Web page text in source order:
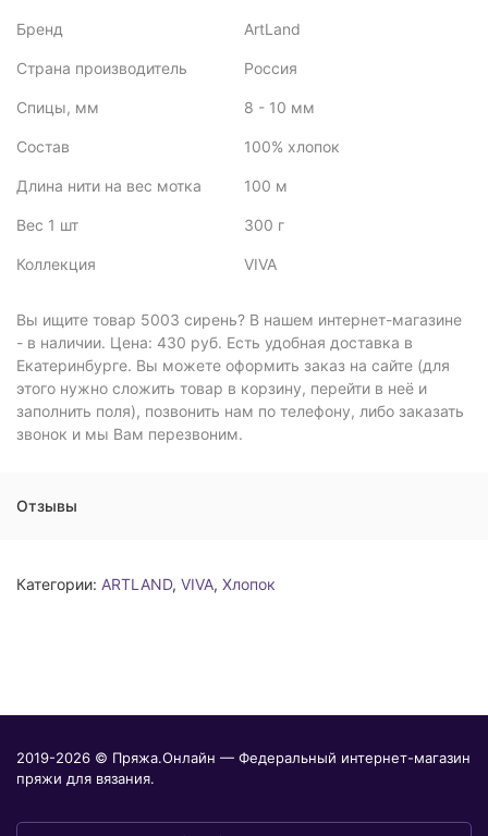
Бренд ArtLand
Страна производитель Россия
Спицы, мм 8 - 10 мм
Состав 100% хлопок
Длина нити на вес мотка 100 м
Вес 1 шт 300 г
Коллекция VIVA
Вы ищите товар 5003 сирень? В нашем интернет-магазине
- в наличии. Цена: 430 руб. Есть удобная доставка в
Екатеринбурге. Вы можете оформить заказ на сайте (для
этого нужно сложить товар в корзину, перейти в неё и
заполнить поля), позвонить нам по телефону, либо заказать
звонок и мы Вам перезвоним.
Отзывы
Категории: ARTLAND, VIVA, Хлопок
2019-2026 © Пряжа.Онлайн — Федеральный интернет-магазин
пряжи для вязания.